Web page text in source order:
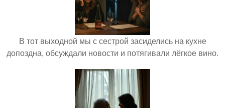
В тот выходной мы с сестрой засиделись на кухне
допоздна, обсуждали новости и потягивали лёгкое вино.